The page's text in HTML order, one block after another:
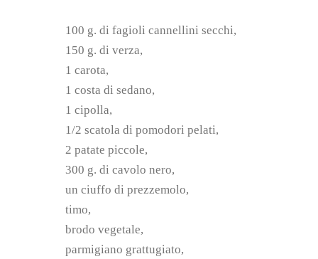
100 g. di fagioli cannellini secchi,
150 g. di verza,
1 carota,
1 costa di sedano,
1 cipolla,
1/2 scatola di pomodori pelati,
2 patate piccole,
300 g. di cavolo nero,
un ciuffo di prezzemolo,
timo,
brodo vegetale,
parmigiano grattugiato,